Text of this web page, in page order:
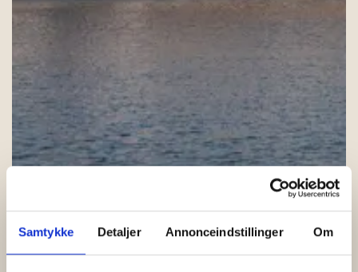
Samtykke Detaljer Annonceindstillinger Om
Gratis rejse med DSB
Gratis rejse med DSB